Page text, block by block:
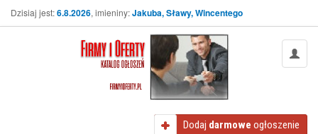
Dzisiaj jest:6.8.2026, imieniny:Jakuba, Sławy, Wincentego
Dodaj darmowe ogłoszenie